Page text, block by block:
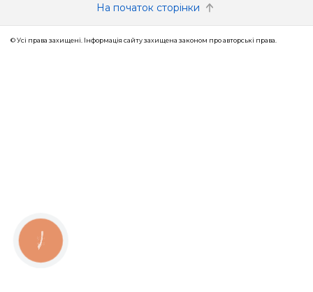
На початок сторінки
© Усі права захищені. Інформація сайту захищена законом про авторські права.
КНОПКА
ЗВ'ЯЗКУ